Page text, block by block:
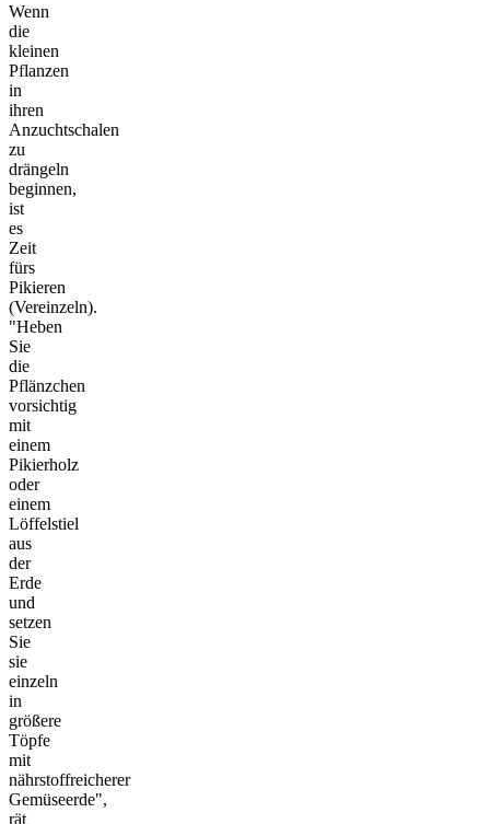
Wenn
die
kleinen
Pflanzen
in
ihren
Anzuchtschalen
zu
drängeln
beginnen,
ist
es
Zeit
fürs
Pikieren
(Vereinzeln).
"Heben
Sie
die
Pflänzchen
vorsichtig
mit
einem
Pikierholz
oder
einem
Löffelstiel
aus
der
Erde
und
setzen
Sie
sie
einzeln
in
größere
Töpfe
mit
nährstoffreicherer
Gemüseerde",
rät